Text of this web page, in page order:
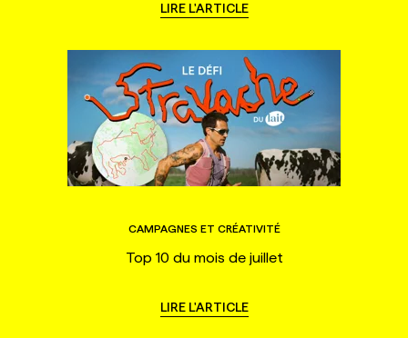
LIRE L'ARTICLE
CAMPAGNES ET CRÉATIVITÉ
Top 10 du mois de juillet
LIRE L'ARTICLE